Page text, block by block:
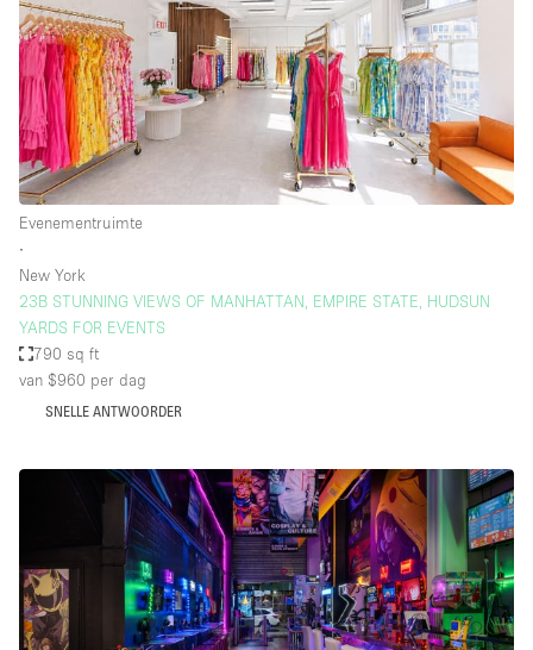
Evenementruimte
∙
New York
23B STUNNING VIEWS OF MANHATTAN, EMPIRE STATE, HUDSUN
YARDS FOR EVENTS
790 sq ft
van $960 per dag
SNELLE ANTWOORDER